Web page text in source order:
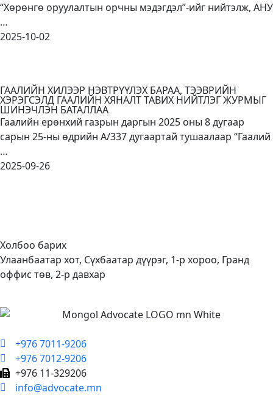
“Хөрөнгө оруулалтын орчны мэдэгдэл”-ийг нийтэлж, АНУ
…
2025-10-02
ГААЛИЙН ХИЛЭЭР НЭВТРҮҮЛЭХ БАРАА, ТЭЭВРИЙН
ХЭРЭГСЭЛД ГААЛИЙН ХЯНАЛТ ТАВИХ НИЙТЛЭГ ЖУРМЫГ
ШИНЭЧЛЭН БАТАЛЛАА
Гаалийн ерөнхий газрын даргын 2025 оны 8 дугаар
сарын 25-ны өдрийн А/337 дугаартай тушаалаар “Гаалий
…
2025-09-26
Холбоо барих
Улаанбаатар хот, Сүхбаатар дүүрэг, 1-р хороо, Гранд
оффис төв, 2-р давхар
+976 7011-9206
+976 7012-9206
+976 11-329206
info@advocate.mn